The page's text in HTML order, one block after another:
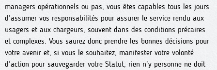
managers opérationnels ou pas, vous êtes capables tous les jours
d’assumer vos responsabilités pour assurer le service rendu aux
usagers et aux chargeurs, souvent dans des conditions précaires
et complexes. Vous saurez donc prendre les bonnes décisions pour
votre avenir et, si vous le souhaitez, manifester votre volonté
d’action pour sauvegarder votre Statut, rien n’y personne ne doit